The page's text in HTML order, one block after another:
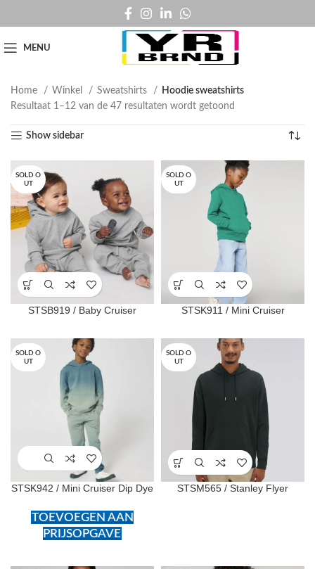
MENU
Home Winkel Sweatshirts
Hoodie sweatshirts
Resultaat 1–12 van de 47 resultaten wordt getoond
Show sidebar
SOLD O
UT
STSB919 / Baby Cruiser
SOLD O
UT
STSK911 / Mini Cruiser
SOLD O
UT
STSK942 / Mini Cruiser Dip Dye
TOEVOEGEN AAN
PRIJSOPGAVE
SOLD O
UT
STSM565 / Stanley Flyer